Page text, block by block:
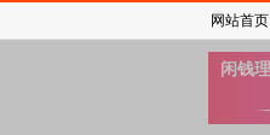
网站首页